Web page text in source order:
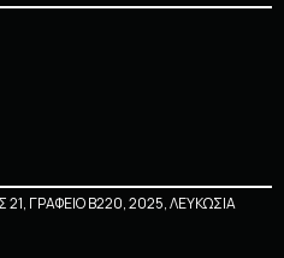
ΓΡΑΦΕΙΟ Β220, 2025, ΛΕΥΚΩΣΙΑ